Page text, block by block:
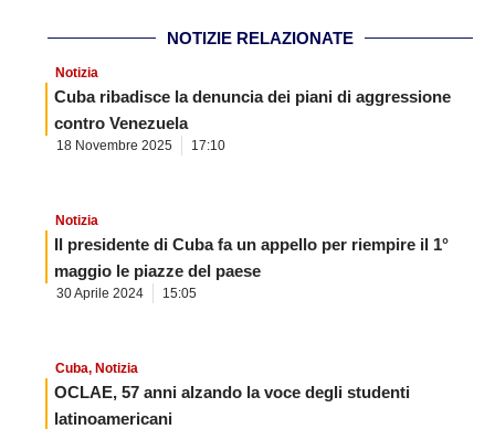
NOTIZIE RELAZIONATE
Notizia
Cuba ribadisce la denuncia dei piani di aggressione
contro Venezuela
18 Novembre 2025 17:10
Notizia
Il presidente di Cuba fa un appello per riempire il 1°
maggio le piazze del paese
30 Aprile 2024 15:05
Cuba, Notizia
OCLAE, 57 anni alzando la voce degli studenti
latinoamericani